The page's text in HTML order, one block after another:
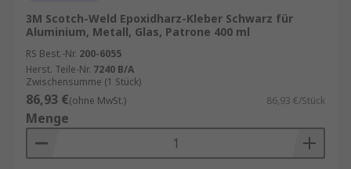
Regel Styrol. Es hat eine schnelle
Aushärtungszeit und kann als Dichtmittel
auf einer Vielzahl von Materialien
verwendet werden dank seiner
Beständigkeit gegen Chemikalien und raue
Wetterbedingungen. MEFP ist der
Katalysator, der Polyesterharz hinzugefügt
wird, um das Harz auszuhärten.
3M Scotch-Weld Epoxidharz-Kleber Schwarz für
Aluminium, Metall, Glas, Patrone 400 ml
RS Best.-Nr. 200-6055
Herst. Teile-Nr. 7240 B/A
Zwischensumme (1 Stück)
86,93 €(ohne MwSt.) 86,93 €/Stück
Menge